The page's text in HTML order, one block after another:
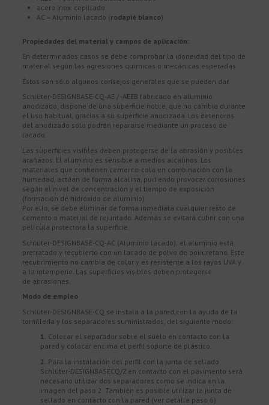
acero inox. cepillado
AC = Aluminio lacado (rodapié blanco)
Propiedades del material y campos de aplicación:
En determinados casos se debe comprobar la idoneidad del tipo de
material según las agresiones químicas o mecánicas esperadas.
Éstos son sólo algunos consejos generales que se pueden dar.
Schlüter-DESIGNBASE-CQ-AE / -AEEB fabricado en aluminio
anodizado, dispone de una superficie noble, que no cambia durante
el uso habitual, gracias a su superficie anodizada. Los deterioros
del anodizado sólo podrán repararse mediante un proceso de
lacado.
Las superficies visibles deben protegerse de la abrasión y posibles
arañazos. El aluminio es sensible a medios alcalinos. Los
materiales que contienen cemento-cola en combinación con la
humedad, actúan de forma alcalina, pudiendo provocar corrosiones
según el nivel de concentración y el tiempo de exposición
(formación de hidróxido de aluminio).
Por ello, se debe eliminar de forma inmediata cualquier resto de
cemento o material de rejuntado. Además se evitará cubrir con una
película protectora la superficie.
Schlüter-DESIGNBASE-CQ-AC (Aluminio lacado): el aluminio está
pretratado y recubierto con un lacado de polvo de poliuretano. Este
recubrimiento no cambia de color y es resistente a los rayos UVA y
a la intemperie. Las superficies visibles deben protegerse
de abrasiones.
Modo de empleo
Schlüter-DESIGNBASE-CQ se instala a la pared,con la ayuda de la
tornilleria y los separadores suministrados, del siguiente modo:
1. Colocar el separador sobre el suelo en contacto con la
pared y colocar encima el perfil soporte de plástico.
2. Para la instalación del perfil con la junta de sellado
Schlüter-DESIGNBASECQ/Z en contacto con el pavimento será
necesario utilizar dos separadores como se indica en la
imagen del paso 2. También es posible utilizar la junta de
sellado en contacto con la pared (ver detalle paso 6).